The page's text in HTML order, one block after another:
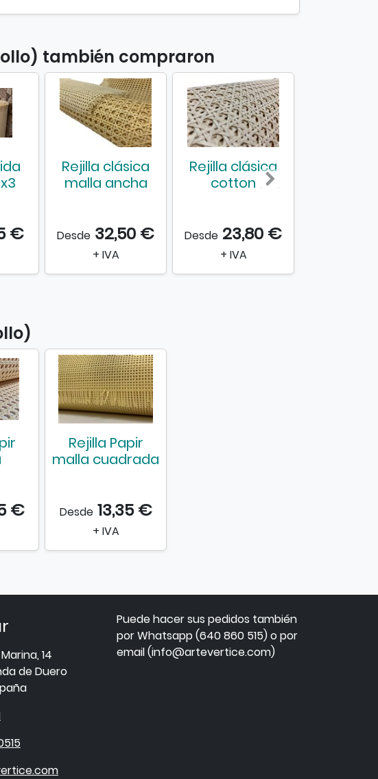
también compraron
€
Rejilla clásica
malla ancha
Desde 32,50 €
+ IVA
Rejilla clásica
cotton
Desde 23,80 €
+ IVA
€
Rejilla Papir
malla cuadrada
Desde 13,35 €
+ IVA
14
de Duero
Puede hacer sus pedidos también
por Whatsapp (640 860 515) o por
email (info@artevertice.com)